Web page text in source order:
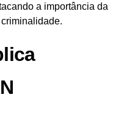
a importância da